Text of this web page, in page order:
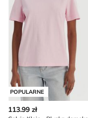
POPULARNE
113.99 zł